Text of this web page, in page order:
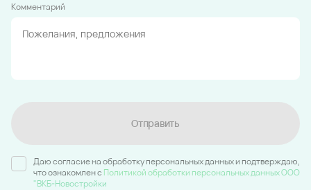
Комментарий
Отправить
Даю согласие на обработку персональных данных и подтверждаю,
что ознакомлен c Политикой обработки персональных данных ООО
"ВКБ-Новостройки